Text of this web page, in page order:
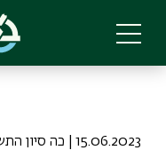
main
15.06.2023 | כה סיון התשפג